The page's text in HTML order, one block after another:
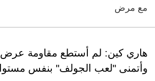
مع مرض
هاري كين: لم أستطع مقاومة
وأتمنى "لعب الجولف" بنفس